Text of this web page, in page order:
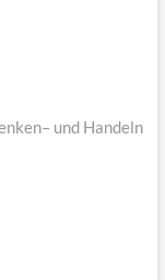
und Handeln